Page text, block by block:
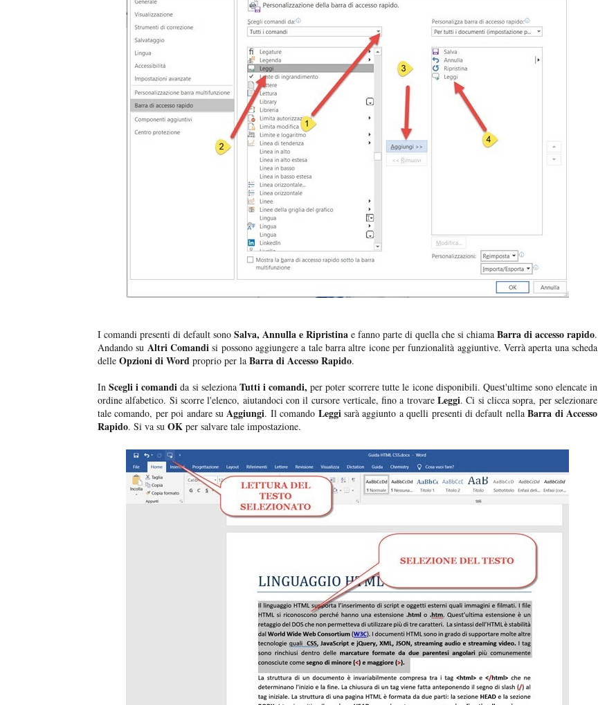
I comandi presenti di default sono Salva, Annulla e Ripristina e fanno parte di quella che si chiama Barra di accesso rapido.
Andando su Altri Comandi si possono aggiungere a tale barra altre icone per funzionalità aggiuntive. Verrà aperta una scheda
delle Opzioni di Word proprio per la Barra di Accesso Rapido.
InScegli i comandi da si seleziona Tutti i comandi, per poter scorrere tutte le icone disponibili. Quest'ultime sono elencate in
ordine alfabetico. Si scorre l'elenco, aiutandoci con il cursore verticale, fino a trovareLeggi. Ci si clicca sopra, per selezionare
tale comando, per poi andare suAggiungi. Il comando Leggisarà aggiunto a quelli presenti di default nellaBarra di Accesso
Rapido. Si va su OK per salvare tale impostazione.